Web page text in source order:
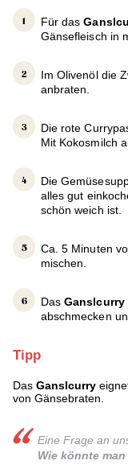
Für das
Gänsefleisch in
Im Olivenöl die
anbraten.
Die rote
Mit Kokosmilch
Die
alles gut
schön weich ist.
Ca. 5 Minuten
mischen.
DasGanslcurry
abschmecken
Tipp
Das Ganslcurry
von Gänsebraten.
Eine Frage an
Wie könnte